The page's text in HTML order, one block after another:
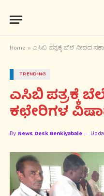
Home » ಎಸಿಬಿ ಪತ್ರಕ್ಕೆ ಬೆಲೆ ನೀಡದ
TRENDING
ಎಸಿಬಿ ಪತ್ರಕ್ಕೆ
ಕಛೇರಿಗಳ
By News Desk Benkiyabale